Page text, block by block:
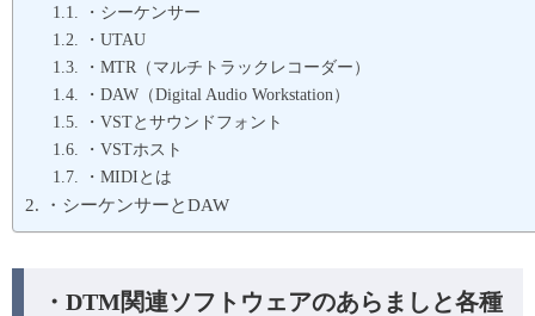
・シーケンサー
・UTAU
・MTR（マルチトラックレコーダー）
・DAW（Digital Audio Workstation）
・VSTとサウンドフォント
・VSTホスト
・MIDIとは
・シーケンサーとDAW
・DTM関連ソフトウェアのあらましと各種